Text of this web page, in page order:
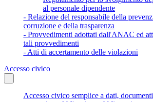
al personale dipendente
- Relazione del responsabile della
corruzione e della trasparenza
- Provvedimenti adottati dall'ANAC ed
tali provvedimenti
- Atti di accertamento delle violazioni
Accesso civico
Accesso civico semplice a dati,